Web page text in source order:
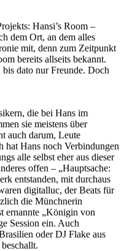
Hansi’s Room –
dem Ort, an dem alles
mit, denn zum Zeitpunkt
bereits allseits bekannt.
dato nur Freunde. Doch
die bei Hans im
sie meistens über
auch darum, Leute
hat Hans noch Verbindungen
alle selbst eher aus dieser
offen – „Hauptsache:
entstanden, mit durchaus
digitalluc, der Beats für
die Münchnerin
ernannte „Königin von
Session ein. Auch
oder DJ Flake aus